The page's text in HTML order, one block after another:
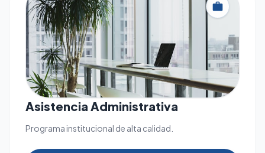
work
Asistencia Administrativa
Programa institucional de alta calidad.